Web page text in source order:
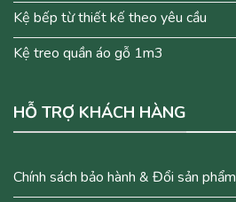
Kệ bếp từ thiết kế theo yêu cầu
Kệ treo quần áo gỗ 1m3
HỖ TRỢ KHÁCH HÀNG
Chính sách bảo hành & Đổi sản phẩm